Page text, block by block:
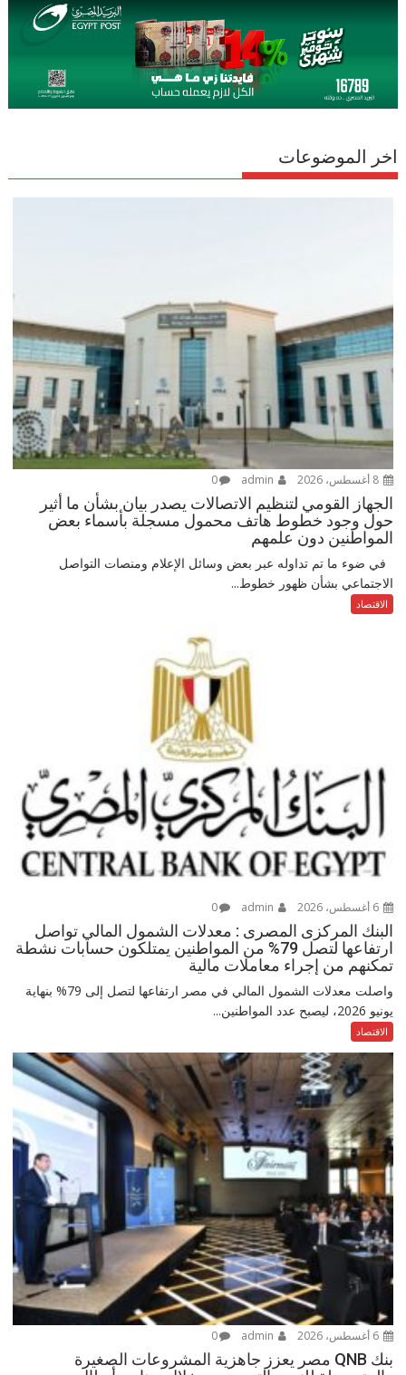
اخر الموضوعات
8 أغسطس، 2026 0
الجهاز القومي لتنظيم الاتصالات يصدر بيان بشأن ما أثير
حول وجود خطوط هاتف محمول مسجلة بأسماء بعض
المواطنين دون علمهم
في ضوء ما تم تداوله عبر بعض وسائل الإعلام ومنصات التواصل
الاجتماعي بشأن ظهور خطوط...
الاقتصاد
6 أغسطس، 2026 0
البنك المركزى المصرى : معدلات الشمول المالي تواصل
ارتفاعها لتصل 79% من المواطنين يمتلكون حسابات نشطة
تمكنهم من إجراء معاملات مالية
واصلت معدلات الشمول المالي في مصر ارتفاعها لتصل إلى 79% بنهاية
يونيو 2026، ليصبح عدد المواطنين...
الاقتصاد
6 أغسطس، 2026 0
بنك QNB مصر يعزز جاهزية المشروعات الصغيرة